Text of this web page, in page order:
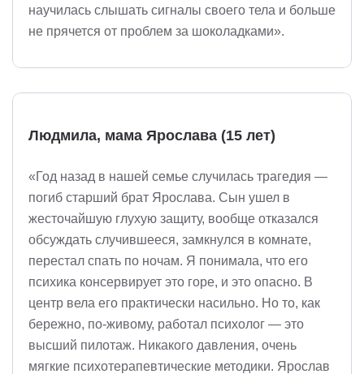
научилась слышать сигналы своего тела и больше
не прячется от проблем за шоколадками».
Людмила, мама Ярослава (15 лет)
«Год назад в нашей семье случилась трагедия —
погиб старший брат Ярослава. Сын ушел в
жесточайшую глухую защиту, вообще отказался
обсуждать случившееся, замкнулся в комнате,
перестал спать по ночам. Я понимала, что его
психика консервирует это горе, и это опасно. В
центр вела его практически насильно. Но то, как
бережно, по-живому, работал психолог — это
высший пилотаж. Никакого давления, очень
мягкие психотерапевтические методики. Ярослав